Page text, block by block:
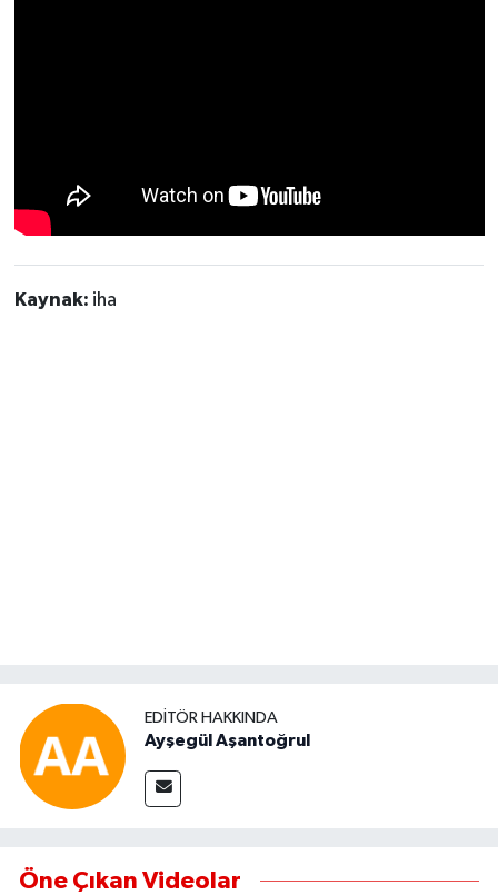
Kaynak: iha
EDITÖR HAKKINDA
Ayşegül Aşantoğrul
Öne Çıkan Videolar